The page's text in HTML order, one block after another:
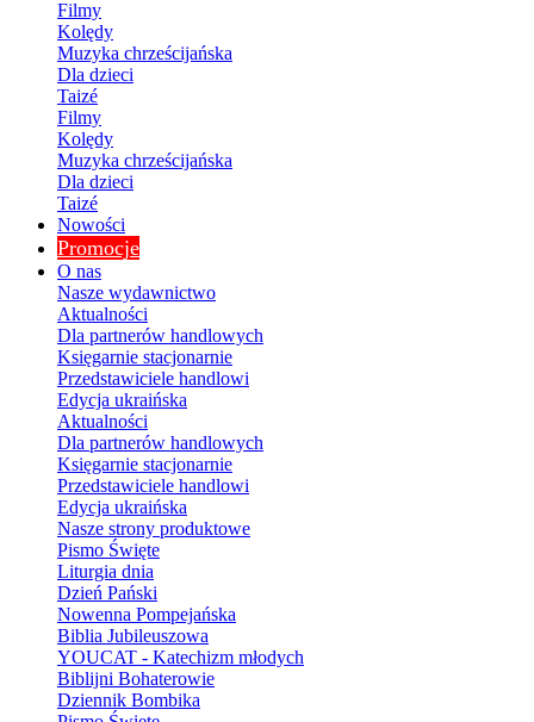
Filmy
Kolędy
Muzyka chrześcijańska
Dla dzieci
Taizé
Filmy
Kolędy
Muzyka chrześcijańska
Dla dzieci
Taizé
Nowości
Promocje
O nas
Nasze wydawnictwo
Aktualności
Dla partnerów handlowych
Księgarnie stacjonarnie
Przedstawiciele handlowi
Edycja ukraińska
Aktualności
Dla partnerów handlowych
Księgarnie stacjonarnie
Przedstawiciele handlowi
Edycja ukraińska
Nasze strony produktowe
Pismo Święte
Liturgia dnia
Dzień Pański
Nowenna Pompejańska
Biblia Jubileuszowa
YOUCAT - Katechizm młodych
Biblijni Bohaterowie
Dziennik Bombika